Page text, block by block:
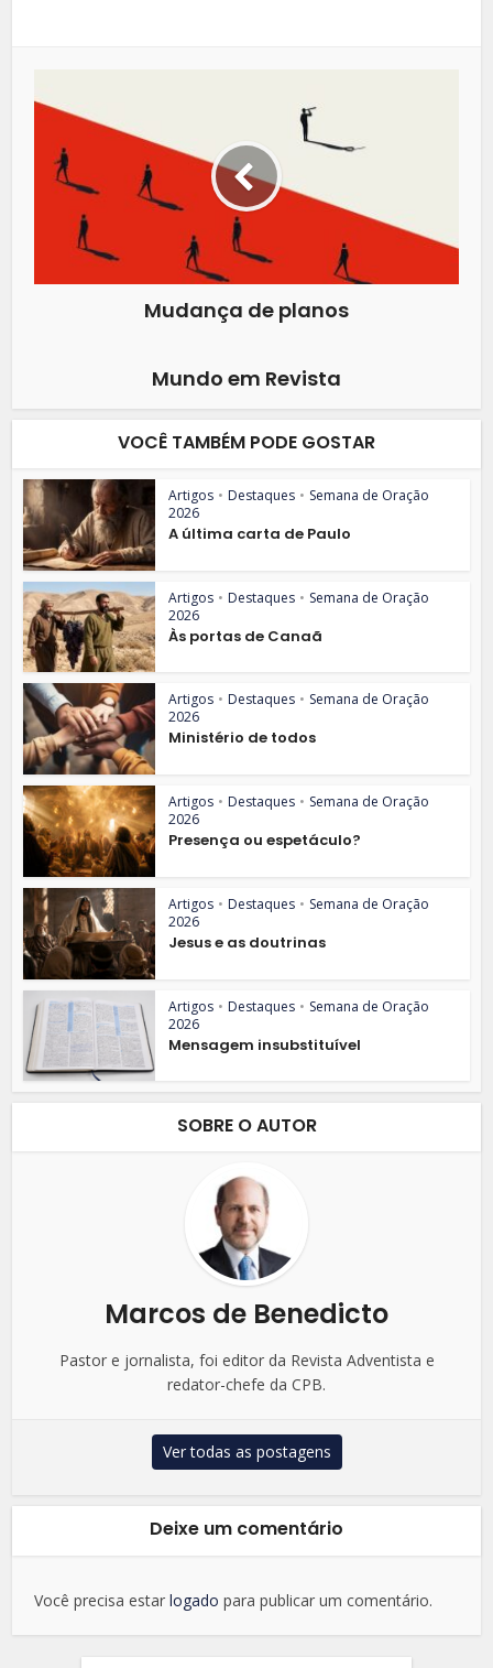
Mudança de planos
Mundo em Revista
VOCÊ TAMBÉM PODE GOSTAR
Artigos • Destaques • Semana de Oração
2026
A última carta de Paulo
Artigos • Destaques • Semana de Oração
2026
Às portas de Canaã
Artigos • Destaques • Semana de Oração
2026
Ministério de todos
Artigos • Destaques • Semana de Oração
2026
Presença ou espetáculo?
Artigos • Destaques • Semana de Oração
2026
Jesus e as doutrinas
Artigos • Destaques • Semana de Oração
2026
Mensagem insubstituível
SOBRE O AUTOR
Marcos de Benedicto
Pastor e jornalista, foi editor da Revista Adventista e
redator-chefe da CPB.
Ver todas as postagens
Deixe um comentário
Você precisa estarlogado para publicar um comentário.